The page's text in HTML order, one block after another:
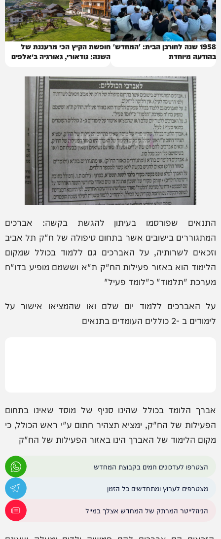
1958 שנה לחורבן הבית: 'המחדש'
בהודעה מיוחדת
חופשת הקיץ הכי מרעננת של
השנה: גודאורי, גאורגיה ב״אלפים
התנאים שפורסמו בעיתון להגשת בקשה: אברכים
המתגוררים בישובים אשר בתחום טיפולה של ח"ק תל אביב
וזכאים לשרותיה, על האברכים גם ללמוד בכולל שמקום
הלימוד הוא באזור פעילות הח"ק ת"א וששמם מופיע בדו"ח
מערכת "תלמוד" כ"לומד פעיל"
על האברכים ללמוד יום שלם ואו שהמציאו אישור על
לימודים ב -2 כוללים העומדים בתנאים
אברך הלומד בכולל שהינו סניף של מוסד שאינו בתחום
הפעילות של הח"ק, ימציא תצהיר חתום ע"י ראש הכולל, כי
מקום הלימוד של האברך הינו באזור הפעילות של הח"ק
הצטרפו לעדכונים חמים בקבוצת המחדש
מצטרפים לערוץ ומתחדשים כל הזמן
הניוזלייטר המרתק של המחדש אצלך במייל